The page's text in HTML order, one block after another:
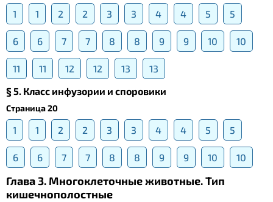
1 1 2 2 3 3 4 4 5 5
6 6 7 7 8 8 9 9 10 10
11 11 12 12 13
13
§ 5. Класс инфузории и споровики
Страница 20
1 1 2 2 3 3 4 4 5 5
6 6 7 7 8 8 9 9 10 10
Глава 3. Многоклеточные животные. Тип
кишечнополостные